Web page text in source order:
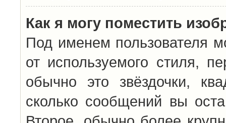
Как я могу поместить
Под именем пользователя
от используемого стиля,
обычно это звёздочки,
сколько сообщений вы